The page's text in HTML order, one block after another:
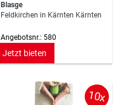
Blasge
Feldkirchen in Kärnten Kärnten
Angebotsnr.: 580
Jetzt bieten
10x